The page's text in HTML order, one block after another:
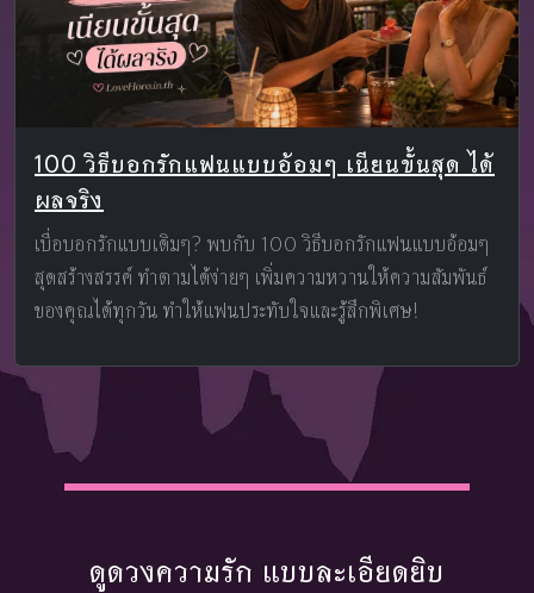
100 วิธีบอกรักแฟนแบบอ้อมๆ เนียนขั้นสุด ได้
ผลจริง
เบื่อบอกรักแบบเดิมๆ? พบกับ 100 วิธีบอกรักแฟนแบบอ้อมๆ
สุดสร้างสรรค์ ทำตามได้ง่ายๆ เพิ่มความหวานให้ความสัมพันธ์
ของคุณได้ทุกวัน ทำให้แฟนประทับใจและรู้สึกพิเศษ!
ดูดวงความรัก แบบละเอียดยิบ